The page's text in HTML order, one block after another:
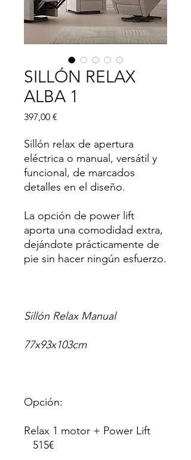
SILLÓN RELAX
ALBA 1
397,00 €
Sillón relax de apertura
eléctrica o manual, versátil y
funcional, de marcados
detalles en el diseño.
La opción de power lift
aporta una comodidad extra,
dejándote prácticamente de
pie sin hacer ningún esfuerzo.
Sillón Relax Manual
77x93x103cm
Opción:
Relax 1 motor + Power Lift
515€